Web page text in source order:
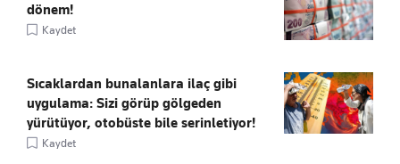
dönem!
Kaydet
Sıcaklardan bunalanlara ilaç gibi
uygulama: Sizi görüp gölgeden
yürütüyor, otobüste bile serinletiyor!
Kaydet